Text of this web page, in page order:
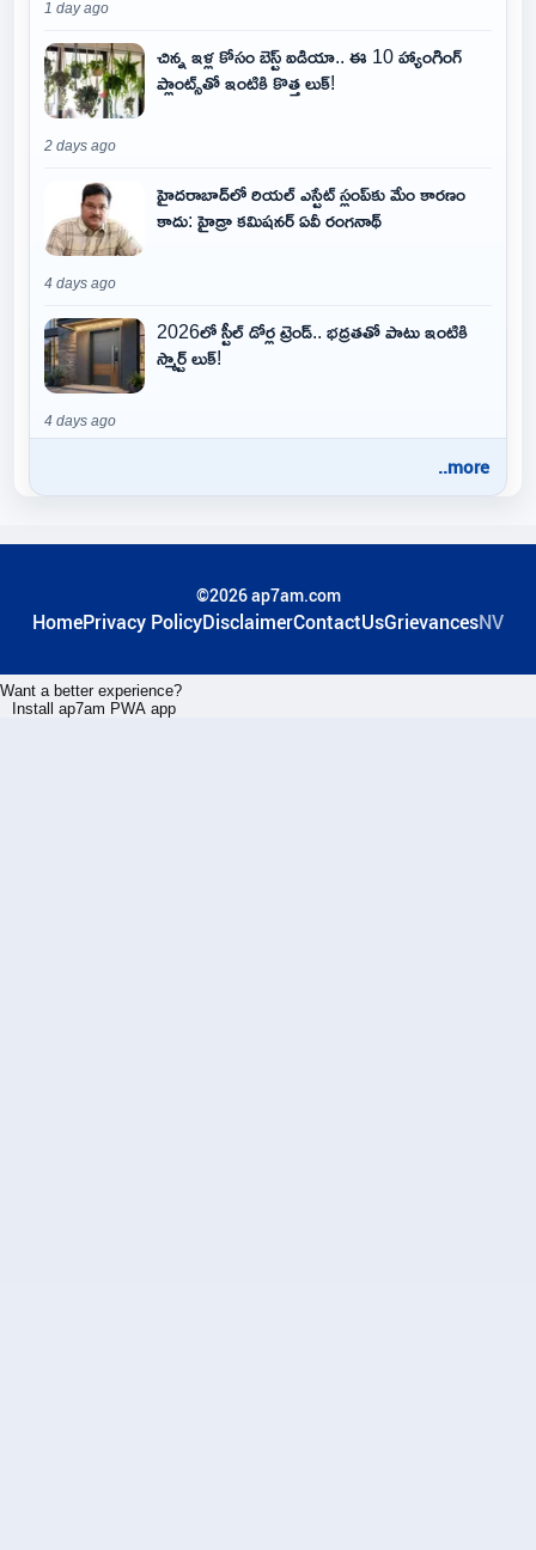
1 day ago
చిన్న ఇళ్ల కోసం బెస్ట్ ఐడియా.. ఈ 10 హ్యాంగింగ్
ప్లాంట్స్‌తో ఇంటికి కొత్త లుక్!
2 days ago
హైదరాబాద్‌లో రియల్ ఎస్టేట్ స్లంప్‌కు మేం కారణం
కాదు: హైడ్రా కమిషనర్ ఏవీ రంగనాథ్
4 days ago
2026లో స్టీల్ డోర్ల ట్రెండ్.. భద్రతతో పాటు ఇంటికి
స్మార్ట్ లుక్!
4 days ago
..more
©2026 ap7am.com
HomePrivacy PolicyDisclaimerContactUsGrievancesNV
Want a better experience?
Install ap7am PWA app